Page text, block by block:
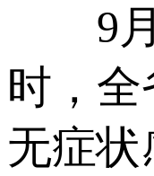
9月
时，全
无症